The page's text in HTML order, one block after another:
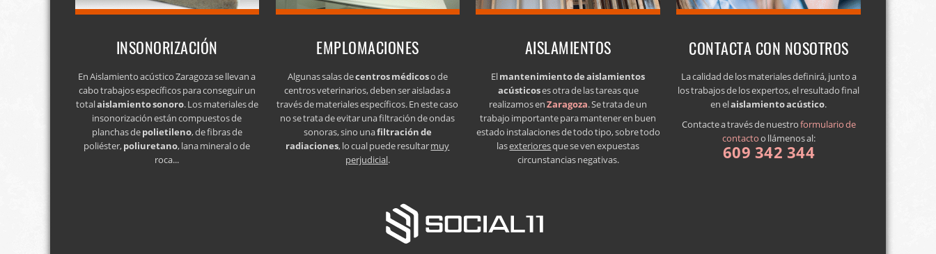
INSONORIZACIÓN
En Aislamiento acústico Zaragoza se llevan a
cabo trabajos específicos para conseguir un
totalaislamiento sonoro. Los materiales de
insonorización están compuestos de
planchas depolietileno, de fibras de
poliéster,poliuretano, lana mineral o de
roca...
EMPLOMACIONES
Algunas salas decentros médicoso de
centros veterinarios, deben ser aisladas a
través de materiales específicos. En este caso
no se trata de evitar una filtración de ondas
sonoras, sino unafiltración de
radiaciones, lo cual puede resultarmuy
perjudicial.
AISLAMIENTOS
Elmantenimiento de aislamientos
acústicoses otra de las tareas que
realizamos enZaragoza. Se trata de un
trabajo importante para mantener en buen
estado instalaciones de todo tipo, sobre todo
lasexterioresque se ven expuestas
circunstancias negativas.
CONTACTA CON NOSOTROS
La calidad de los materiales definirá, junto a
los trabajos de los expertos, el resultado final
en elaislamiento acústico.
Contacte a través de nuestroformulario de
contactoo llámenos al:
609 342 344